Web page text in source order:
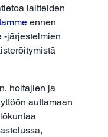
laitteiden
ennen
-järjestelmien
hoitajien ja
auttamaan